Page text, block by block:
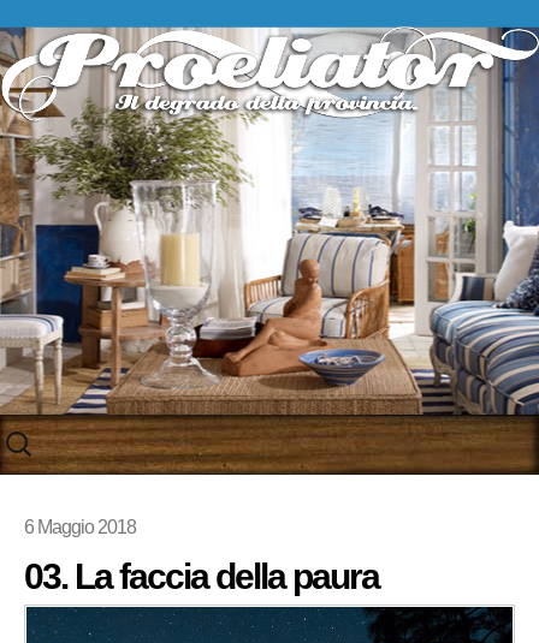
Skip
to
content
6 Maggio 2018
03. La faccia della paura